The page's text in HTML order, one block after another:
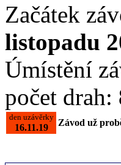
Začátek
listopadu
Úmístění
počet drah:
den uzávěrky
16.11.19 Závod už